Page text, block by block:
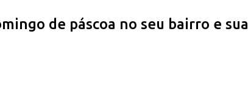
de páscoa no seu bairro e sua